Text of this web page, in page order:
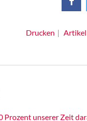
Drucken Artikel
Prozent unserer Zeit